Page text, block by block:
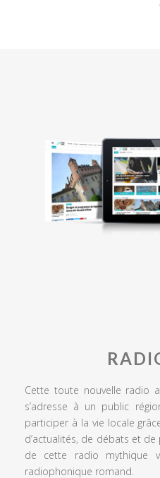
Cette toute nouvelle radio
s’adresse à un public
participer à la vie locale
d’actualités, de débats et
de cette radio mythique
radiophonique romand.